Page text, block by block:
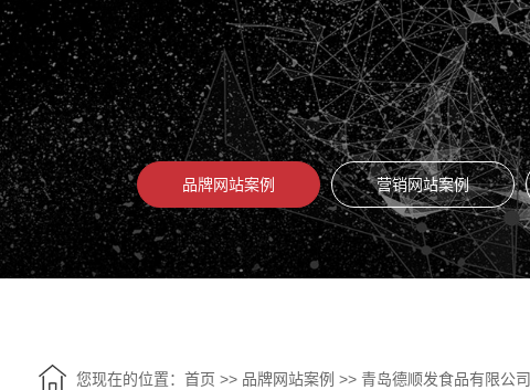
品牌网站案例 营销网站案例
您现在的位置： 首页 >> 品牌网站案例 >> 青岛德顺发食品有限公司